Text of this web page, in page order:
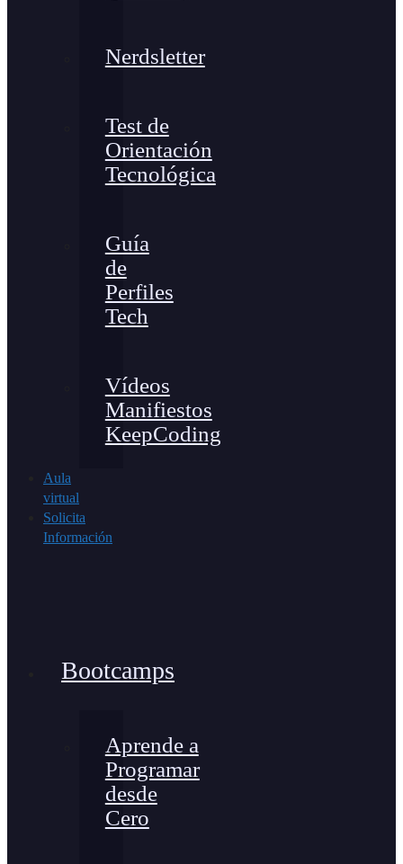
Nerdsletter
Test de
Orientación
Tecnológica
Guía
de
Perfiles
Tech
Vídeos
Manifiestos
KeepCoding
Aula
virtual
Solicita
Información
Bootcamps
Aprende a
Programar
desde
Cero